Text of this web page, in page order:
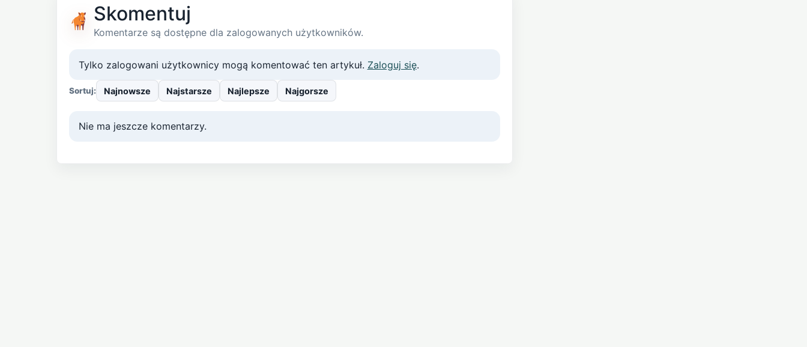
Skomentuj
Komentarze są dostępne dla zalogowanych użytkowników.
Tylko zalogowani użytkownicy mogą komentować ten artykuł. Zaloguj się.
Sortuj: Najnowsze Najstarsze Najlepsze Najgorsze
Nie ma jeszcze komentarzy.